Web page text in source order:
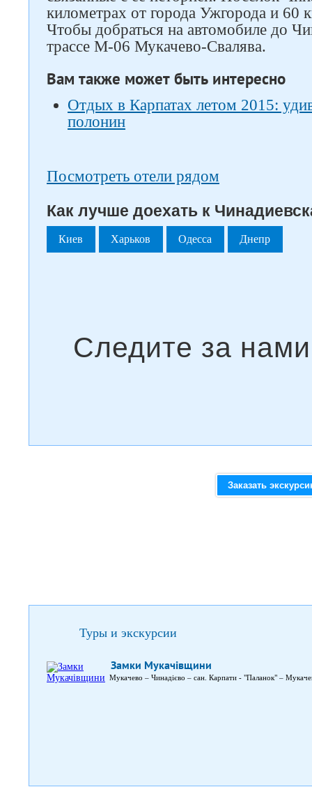
километрах от города Ужгорода и 60
Чтобы добраться на автомобиле до
трассе М-06 Мукачево-Свалява.
Вам также может быть интересно
Отдых в Карпатах летом 2015:
полонин
Посмотреть отели рядом
Как лучше доехать к
Киев Харьков Одесса Днепр
Заказать
Туры и экскурсии
Замки Мукачівщини
Мукачево – Чинадієво – сан. Карпати - "Паланок" –